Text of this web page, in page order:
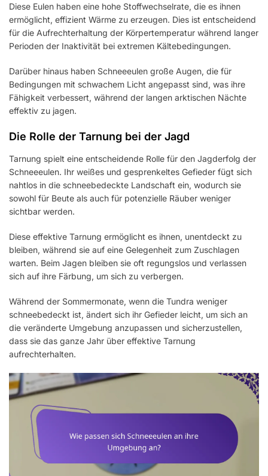
Diese Eulen haben eine hohe Stoffwechselrate, die es ihnen
ermöglicht, effizient Wärme zu erzeugen. Dies ist entscheidend
für die Aufrechterhaltung der Körpertemperatur während langer
Perioden der Inaktivität bei extremen Kältebedingungen.
Darüber hinaus haben Schneeeulen große Augen, die für
Bedingungen mit schwachem Licht angepasst sind, was ihre
Fähigkeit verbessert, während der langen arktischen Nächte
effektiv zu jagen.
Die Rolle der Tarnung bei der Jagd
Tarnung spielt eine entscheidende Rolle für den Jagderfolg der
Schneeeulen. Ihr weißes und gesprenkeltes Gefieder fügt sich
nahtlos in die schneebedeckte Landschaft ein, wodurch sie
sowohl für Beute als auch für potenzielle Räuber weniger
sichtbar werden.
Diese effektive Tarnung ermöglicht es ihnen, unentdeckt zu
bleiben, während sie auf eine Gelegenheit zum Zuschlagen
warten. Beim Jagen bleiben sie oft regungslos und verlassen
sich auf ihre Färbung, um sich zu verbergen.
Während der Sommermonate, wenn die Tundra weniger
schneebedeckt ist, ändert sich ihr Gefieder leicht, um sich an
die veränderte Umgebung anzupassen und sicherzustellen,
dass sie das ganze Jahr über effektive Tarnung
aufrechterhalten.